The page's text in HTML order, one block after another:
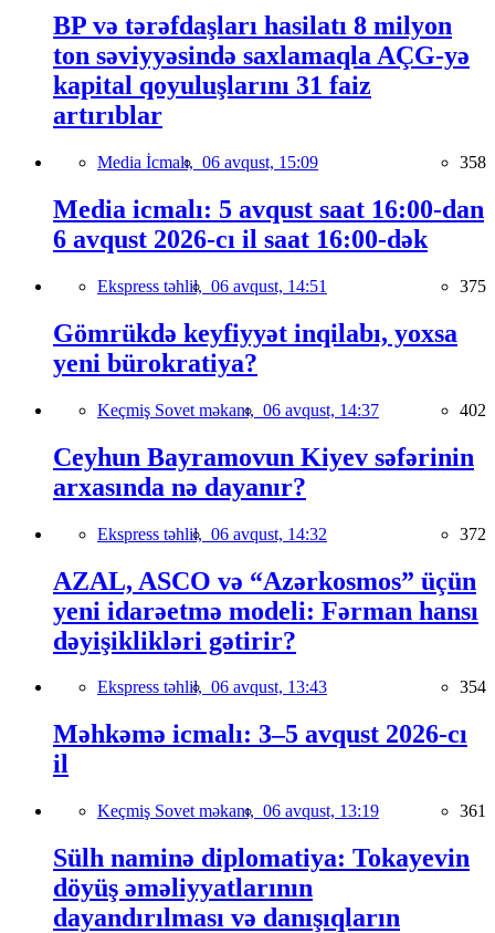
BP və tərəfdaşları hasilatı 8 milyon
ton səviyyəsində saxlamaqla AÇG-yə
kapital qoyuluşlarını 31 faiz
artırıblar
Media İcmalı, 06 avqust, 15:09 358
Media icmalı: 5 avqust saat 16:00-dan
6 avqust 2026-cı il saat 16:00-dək
Ekspress təhlil, 06 avqust, 14:51 375
Gömrükdə keyfiyyət inqilabı, yoxsa
yeni bürokratiya?
Keçmiş Sovet məkanı, 06 avqust, 14:37 402
Ceyhun Bayramovun Kiyev səfərinin
arxasında nə dayanır?
Ekspress təhlil, 06 avqust, 14:32 372
AZAL, ASCO və “Azərkosmos” üçün
yeni idarəetmə modeli: Fərman hansı
dəyişiklikləri gətirir?
Ekspress təhlil, 06 avqust, 13:43 354
Məhkəmə icmalı: 3–5 avqust 2026-cı
il
Keçmiş Sovet məkanı, 06 avqust, 13:19 361
Sülh naminə diplomatiya: Tokayevin
döyüş əməliyyatlarının
dayandırılması və danışıqların